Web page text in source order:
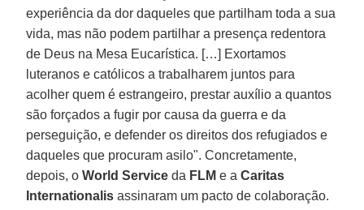
experiência da dor daqueles que partilham toda a sua
vida, mas não podem partilhar a presença redentora
de Deus na Mesa Eucarística. […] Exortamos
luteranos e católicos a trabalharem juntos para
acolher quem é estrangeiro, prestar auxílio a quantos
são forçados a fugir por causa da guerra e da
perseguição, e defender os direitos dos refugiados e
daqueles que procuram asilo". Concretamente,
depois, oWorld Service da FLM e aCaritas
Internationalis assinaram um pacto de colaboração.